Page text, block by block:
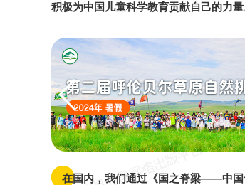
积极为中国儿童科学教育贡献自己的力量
在国内，我们通过《国之脊梁——中国